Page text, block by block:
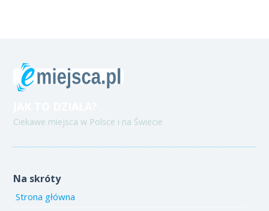
Ciekawe miejsca w Polsce i na Świecie
Na skróty
Strona główna